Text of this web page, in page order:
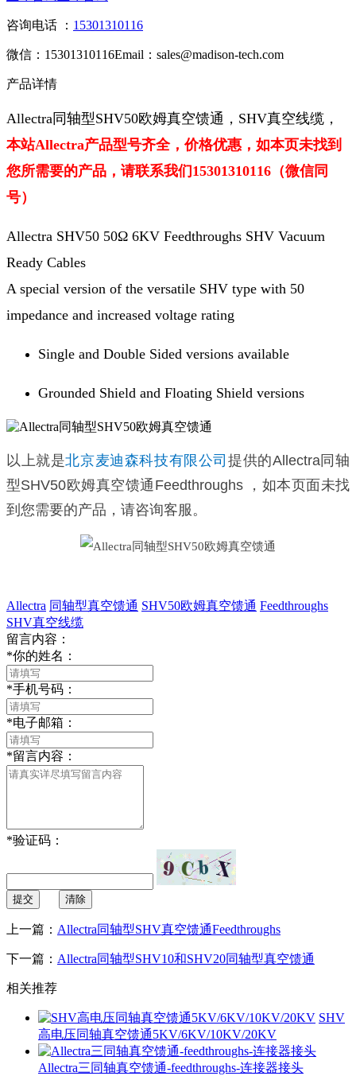
咨询电话 ： 15301310116
微信：15301310116Email：sales@madison-tech.com
产品详情
Allectra同轴型SHV50欧姆真空馈通，SHV真空线缆 ，
本站Allectra产品型号齐全，价格优惠，如本页未找到
您所需要的产品，请联系我们15301310116（微信同
号）
Allectra SHV50 50Ω 6KV Feedthroughs SHV Vacuum
Ready Cables
A special version of the versatile SHV type with 50
impedance and increased voltage rating
Single and Double Sided versions available
Grounded Shield and Floating Shield versions
以上就是北京麦迪森科技有限公司提供的Allectra同轴
型SHV50欧姆真空馈通Feedthroughs ，如本页面未找
到您需要的产品，请咨询客服。
Allectra 同轴型真空馈通 SHV50欧姆真空馈通 Feedthroughs
SHV真空线缆
留言内容：
*你的姓名：
*手机号码：
*电子邮箱：
*留言内容：
*验证码：
提交 清除
上一篇： Allectra同轴型SHV真空馈通Feedthroughs
下一篇： Allectra同轴型SHV10和SHV20同轴型真空馈通
相关推荐
SHV
高电压同轴真空馈通5KV/6KV/10KV/20KV
Allectra三同轴真空馈通-feedthroughs-连接器接头